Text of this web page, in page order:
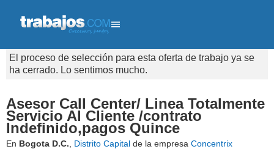
El proceso de selección para esta oferta de trabajo ya se
ha cerrado. Lo sentimos mucho.
Asesor Call Center/ Linea Totalmente
Servicio Al Cliente /contrato
Indefinido,pagos Quince
En Bogota D.C. Distrito Capital de la empresa Concentrix